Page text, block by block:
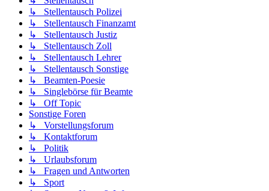
↳ Stellentausch Polizei
↳ Stellentausch Finanzamt
↳ Stellentausch Justiz
↳ Stellentausch Zoll
↳ Stellentausch Lehrer
↳ Stellentausch Sonstige
↳ Beamten-Poesie
↳ Singlebörse für Beamte
↳ Off Topic
Sonstige Foren
↳ Vorstellungsforum
↳ Kontaktforum
↳ Politik
↳ Urlaubsforum
↳ Fragen und Antworten
↳ Sport